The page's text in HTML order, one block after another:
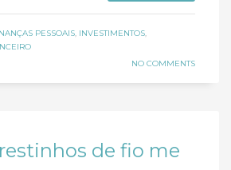
PESSOAIS, INVESTIMENTOS,
NO COMMENTS
de fio me